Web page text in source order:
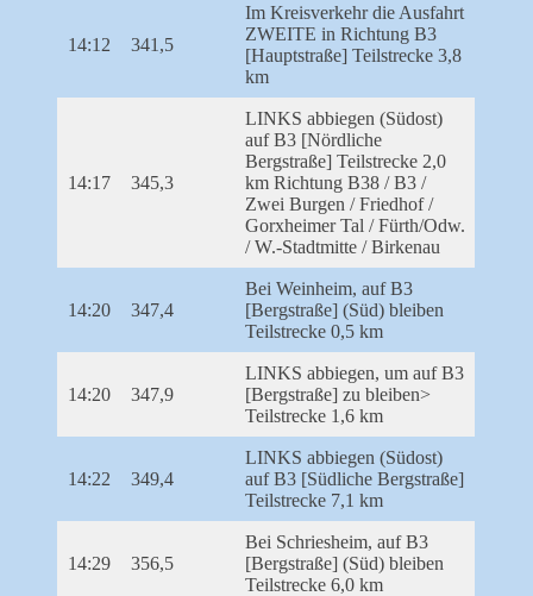
14:12 341,5
Im Kreisverkehr die Ausfahrt
ZWEITE in Richtung B3
[Hauptstraße] Teilstrecke 3,8
km
14:17 345,3
LINKS abbiegen (Südost)
auf B3 [Nördliche
Bergstraße] Teilstrecke 2,0
km Richtung B38 / B3 /
Zwei Burgen / Friedhof /
Gorxheimer Tal / Fürth/Odw.
/ W.-Stadtmitte / Birkenau
14:20 347,4
Bei Weinheim, auf B3
[Bergstraße] (Süd) bleiben
Teilstrecke 0,5 km
14:20 347,9
LINKS abbiegen, um auf B3
[Bergstraße] zu bleiben>
Teilstrecke 1,6 km
14:22 349,4
LINKS abbiegen (Südost)
auf B3 [Südliche Bergstraße]
Teilstrecke 7,1 km
14:29 356,5
Bei Schriesheim, auf B3
[Bergstraße] (Süd) bleiben
Teilstrecke 6,0 km